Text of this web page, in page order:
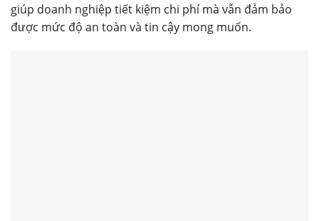
giúp doanh nghiệp tiết kiệm chi phí mà vẫn đảm bảo
được mức độ an toàn và tin cậy mong muốn.